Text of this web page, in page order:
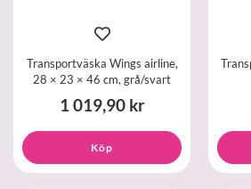
Transportväska Wings airline,
28 × 23 × 46 cm, grå/svart
1 019,90 kr
Köp